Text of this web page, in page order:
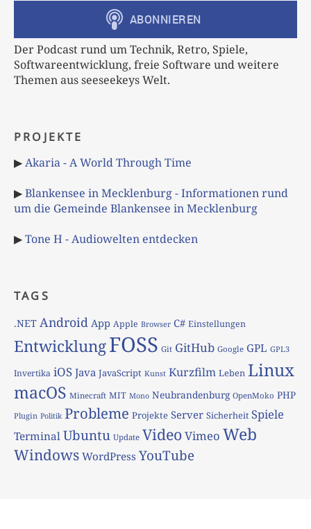
Der Podcast rund um Technik, Retro, Spiele,
Softwareentwicklung, freie Software und weitere
Themen aus seeseekeys Welt.
PROJEKTE
▶Akaria - A World Through Time
▶Blankensee in Mecklenburg - Informationen rund
um die Gemeinde Blankensee in Mecklenburg
▶Tone H - Audiowelten entdecken
TAGS
.NET Android App Apple Browser C# Einstellungen
EntwicklungFOSS Git GitHub Google GPL GPL3
Invertika iOS Java JavaScript Kunst Kurzfilm Leben Linux
macOS Minecraft MIT Mono Neubrandenburg OpenMoko PHP
Plugin Politik Probleme Projekte Server Sicherheit Spiele
TerminalUbuntu Update VideoVimeo Web
Windows WordPress YouTube